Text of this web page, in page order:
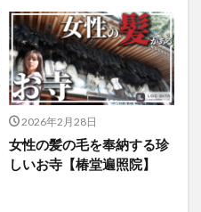
2026年2月28日
女性の髪の毛を奉納する珍
しいお寺【椿堂遍照院】
子ども服
子育て
平和市民公園能楽堂
投票 挾間町
新幹線
日田市
昆虫食
本
杵築市
温泉 湧水
湯布院